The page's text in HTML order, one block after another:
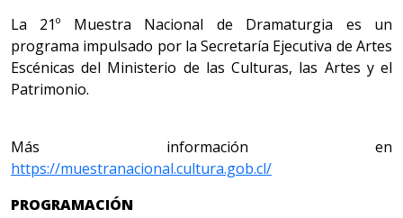
La 21º Muestra Nacional de Dramaturgia es un
programa impulsado por la Secretaría Ejecutiva de Artes
Escénicas del Ministerio de las Culturas, las Artes y el
Patrimonio.
Más información en
https://muestranacional.cultura.gob.cl/
PROGRAMACIÓN